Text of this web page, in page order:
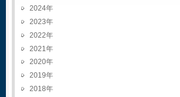
2024
2023
2022
2021
2020
2019
2018